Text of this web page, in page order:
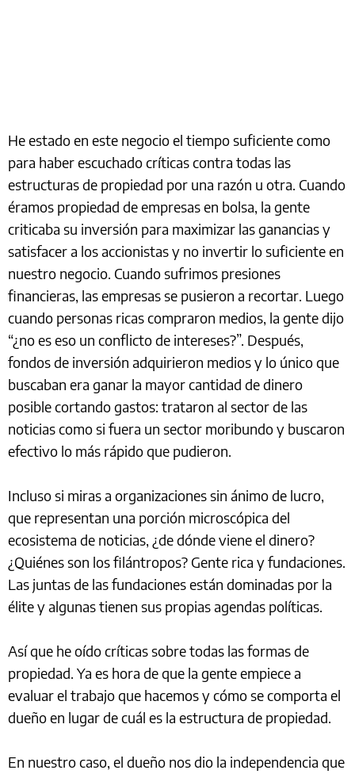
He estado en este negocio el tiempo suficiente como
para haber escuchado críticas contra todas las
estructuras de propiedad por una razón u otra. Cuando
éramos propiedad de empresas en bolsa, la gente
criticaba su inversión para maximizar las ganancias y
satisfacer a los accionistas y no invertir lo suficiente en
nuestro negocio. Cuando sufrimos presiones
financieras, las empresas se pusieron a recortar. Luego
cuando personas ricas compraron medios, la gente dijo
“¿no es eso un conflicto de intereses?”. Después,
fondos de inversión adquirieron medios y lo único que
buscaban era ganar la mayor cantidad de dinero
posible cortando gastos: trataron al sector de las
noticias como si fuera un sector moribundo y buscaron
efectivo lo más rápido que pudieron.
Incluso si miras a organizaciones sin ánimo de lucro,
que representan una porción microscópica del
ecosistema de noticias, ¿de dónde viene el dinero?
¿Quiénes son los filántropos? Gente rica y fundaciones.
Las juntas de las fundaciones están dominadas por la
élite y algunas tienen sus propias agendas políticas.
Así que he oído críticas sobre todas las formas de
propiedad. Ya es hora de que la gente empiece a
evaluar el trabajo que hacemos y cómo se comporta el
dueño en lugar de cuál es la estructura de propiedad.
En nuestro caso, el dueño nos dio la independencia que